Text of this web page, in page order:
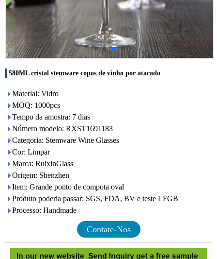
580ML cristal stemware copos de vinho por atacado
Material: Vidro
MOQ: 1000pcs
Tempo da amostra: 7 dias
Número modelo: RXST1691183
Categoria: Stemware Wine Glasses
Cor: Limpar
Marca: RuixinGlass
Origem: Shenzhen
Item: Grande ponto de compota oval
Produto poderia passar: SGS, FDA, BV e teste LFGB
Processo: Handmade
Contate-Nos